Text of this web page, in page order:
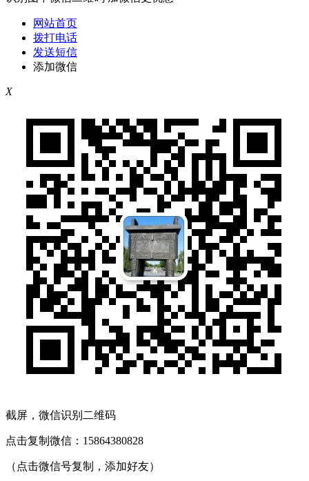
网站首页
拨打电话
发送短信
添加微信
X
截屏，微信识别二维码
点击复制微信：15864380828
（点击微信号复制，添加好友）